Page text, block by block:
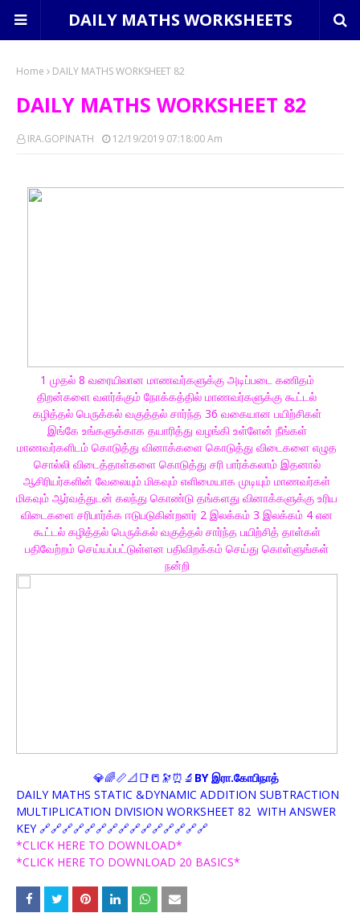
DAILY MATHS WORKSHEETS
Home DAILY MATHS WORKSHEET 82
DAILY MATHS WORKSHEET 82
IRA.GOPINATH 12/19/2019 07:18:00 Am
1 முதல் 8 வரையிலான மாணவர்களுக்கு அடிப்படை கணிதம்
திறன்களை வளர்க்கும் நோக்கத்தில் மாணவர்களுக்கு கூட்டல்
கழித்தல் பெருக்கல் வகுத்தல் சார்ந்த 36 வகையான பயிற்சிகள்
இங்கே உங்களுக்காக தயாரித்து வழங்கி உள்ளேன் நீங்கள்
மாணவர்களிடம் கொடுத்து வினாக்களை கொடுத்து விடைகளை எழுத
சொல்லி விடைத்தாள்களை கொடுத்து சரி பார்க்கலாம் இதனால்
ஆசிரியர்களின் வேலையும் மிகவும் எளிமையாக முடியும் மாணவர்கள்
மிகவும் ஆர்வத்துடன் கலந்து கொண்டு தங்களது வினாக்களுக்கு உரிய
விடைகளை சரிபார்க்க ஈடுபடுகின்றனர் 2 இலக்கம் 3 இலக்கம் 4 என
கூட்டல் கழித்தல் பெருக்கல் வகுத்தல் சார்ந்த பயிற்சித் தாள்கள்
பதிவேற்றம் செய்யப்பட்டுள்ளன பதிவிறக்கம் செய்து கொள்ளுங்கள்
நன்றி
💎🌈📏📐📑📒🔭⏰🔬 BY இரா.கோபிநாத்
DAILY MATHS STATIC &DYNAMIC ADDITION SUBTRACTION
MULTIPLICATION DIVISION WORKSHEET 82 WITH ANSWER
KEY 🔗🔗🔗🔗🔗🔗🔗🔗🔗🔗🔗🔗🔗🔗🔗
*CLICK HERE TO DOWNLOAD*
*CLICK HERE TO DOWNLOAD 20 BASICS*